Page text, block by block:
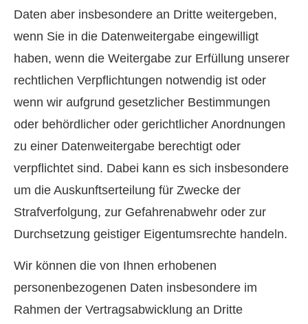
Daten aber insbesondere an Dritte weitergeben,
wenn Sie in die Datenweitergabe eingewilligt
haben, wenn die Weitergabe zur Erfüllung unserer
rechtlichen Verpflichtungen notwendig ist oder
wenn wir aufgrund gesetzlicher Bestimmungen
oder behördlicher oder gerichtlicher Anordnungen
zu einer Datenweitergabe berechtigt oder
verpflichtet sind. Dabei kann es sich insbesondere
um die Auskunftserteilung für Zwecke der
Strafverfolgung, zur Gefahrenabwehr oder zur
Durchsetzung geistiger Eigentumsrechte handeln.
Wir können die von Ihnen erhobenen
personenbezogenen Daten insbesondere im
Rahmen der Vertragsabwicklung an Dritte